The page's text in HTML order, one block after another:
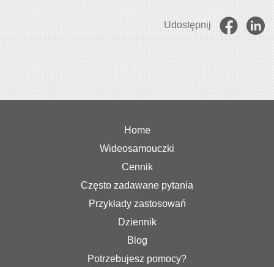
Udostępnij
Home
Wideosamouczki
Cennik
Często zadawane pytania
Przykłady zastosowań
Dziennik
Blog
Potrzebujesz pomocy?